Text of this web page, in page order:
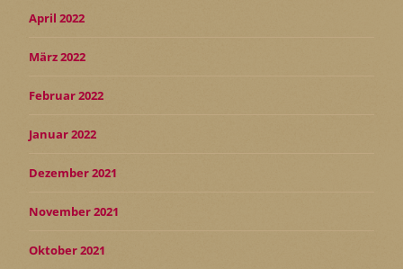
April 2022
März 2022
Februar 2022
Januar 2022
Dezember 2021
November 2021
Oktober 2021